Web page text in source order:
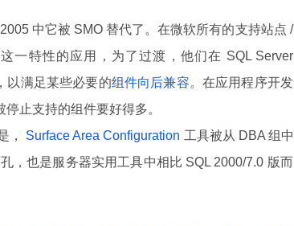
中它被 SMO 替代了。在微软所有的支持站点 /
一特性的应用，为了过渡，他们在 SQL Server
以满足某些必要的组件向后兼容。在应用程序开发
止支持的组件要好得多。
，
Surface Area Configuration 工具被从 DBA 组中
，也是服务器实用工具中相比 SQL 2000/7.0 版而